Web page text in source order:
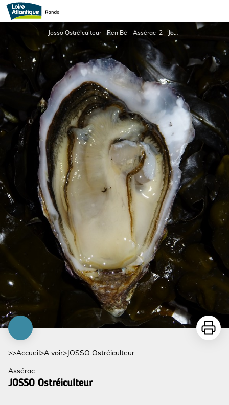
JOSSO Ostréiculteur
>>Accueil >A voir> JOSSO Ostréiculteur
Assérac
JOSSO Ostréiculteur